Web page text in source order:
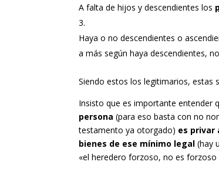
A falta de hijos y descendientes los
Haya o no descendientes o
a más según haya descendientes,
Siendo estos los legitimarios, estas
Insisto que es importante entender
persona (para eso basta con no
testamento ya otorgado) es privar
bienes de ese mínimo legal(hay
«el heredero forzoso, no es forzoso